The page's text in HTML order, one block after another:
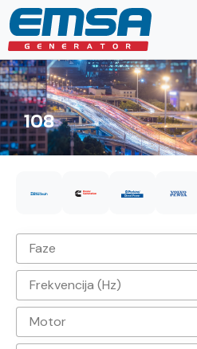
108
Faze
3
Frekvencija (Hz)
50hz
Motor